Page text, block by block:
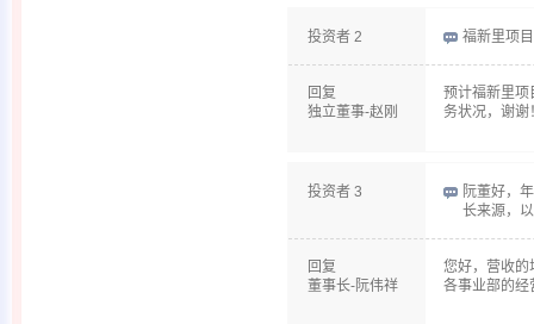
投资者 2 福新里项
回复
独立董事-赵刚
预计福新里项
务状况，谢谢
投资者 3
阮董好，
长来源，
回复
董事长-阮伟祥
您好，营收的
各事业部的经